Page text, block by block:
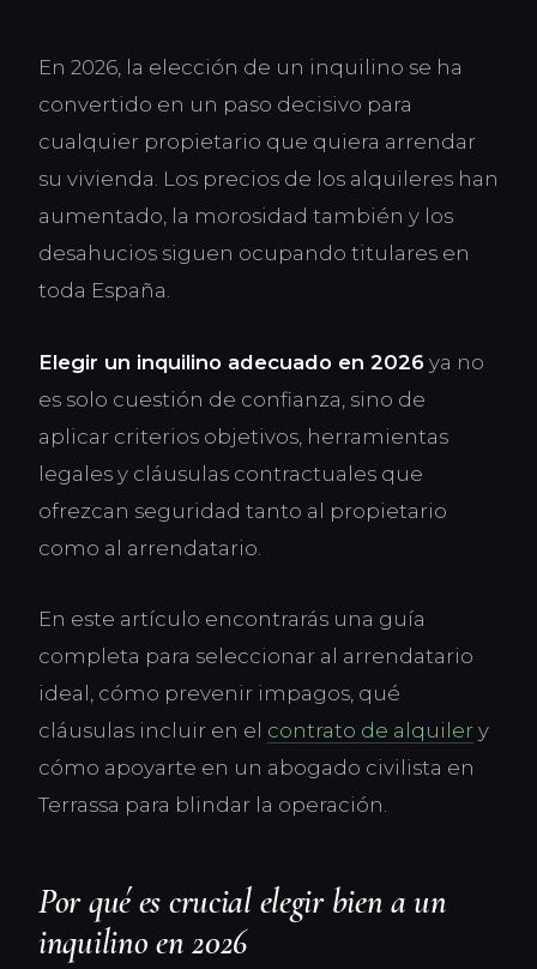
En 2026, la elección de un inquilino se ha
convertido en un paso decisivo para
cualquier propietario que quiera arrendar
su vivienda. Los precios de los alquileres han
aumentado, la morosidad también y los
desahucios siguen ocupando titulares en
toda España.
Elegir un inquilino adecuado en 2026 ya no
es solo cuestión de confianza, sino de
aplicar criterios objetivos, herramientas
legales y cláusulas contractuales que
ofrezcan seguridad tanto al propietario
como al arrendatario.
En este artículo encontrarás una guía
completa para seleccionar al arrendatario
ideal, cómo prevenir impagos, qué
cláusulas incluir en el contrato de alquiler y
cómo apoyarte en un abogado civilista en
Terrassa para blindar la operación.
Por qué es crucial elegir bien a un
inquilino en 2026